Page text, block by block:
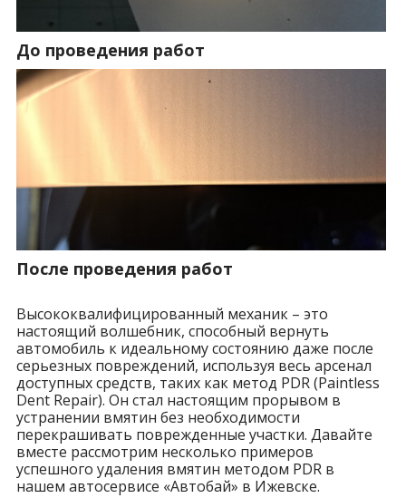
До проведения работ
После проведения работ
Высококвалифицированный механик – это
настоящий волшебник, способный вернуть
автомобиль к идеальному состоянию даже после
серьезных повреждений, используя весь арсенал
доступных средств, таких как метод PDR (Paintless
Dent Repair). Он стал настоящим прорывом в
устранении вмятин без необходимости
перекрашивать поврежденные участки. Давайте
вместе рассмотрим несколько примеров
успешного удаления вмятин методом PDR в
нашем автосервисе «Автобай» в Ижевске.